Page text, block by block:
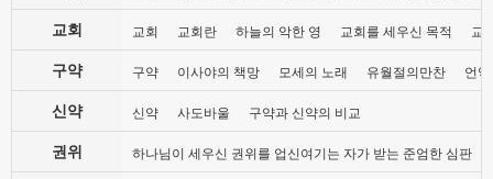
교회 교회 교회란 하늘의 악한 영 교회를 세우신 목적 교
구약 구약 이사야의 책망 모세의 노래 유월절의만찬 언
신약 신약 사도바울 구약과 신약의 비교
권위 하나님이 세우신 권위를 업신여기는 자가 받는 준엄한 심판